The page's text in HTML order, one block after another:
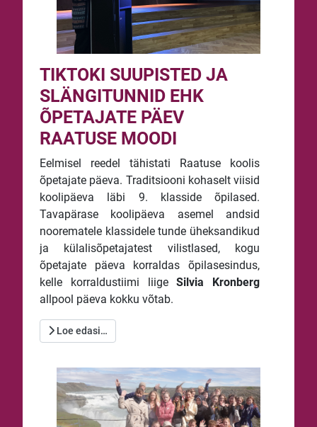
TIKTOKI SUUPISTED JA
SLÄNGITUNNID EHK
ÕPETAJATE PÄEV
RAATUSE MOODI
Eelmisel reedel tähistati Raatuse koolis
õpetajate päeva. Traditsiooni kohaselt viisid
koolipäeva läbi 9. klasside õpilased.
Tavapärase koolipäeva asemel andsid
noorematele klassidele tunde üheksandikud
ja külalisõpetajatest vilistlased, kogu
õpetajate päeva korraldas õpilasesindus,
kelle korraldustiimi liigeSilvia Kronberg
allpool päeva kokku võtab.
Loe edasi…